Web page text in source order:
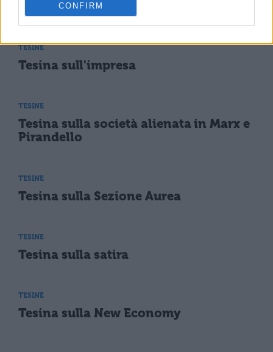
CONFIRM
novecentesco
TESINE
Tesina sull'impresa
TESINE
Tesina sulla società alienata in Marx e
Pirandello
TESINE
Tesina sulla Sezione Aurea
TESINE
Tesina sulla satira
TESINE
Tesina sulla New Economy